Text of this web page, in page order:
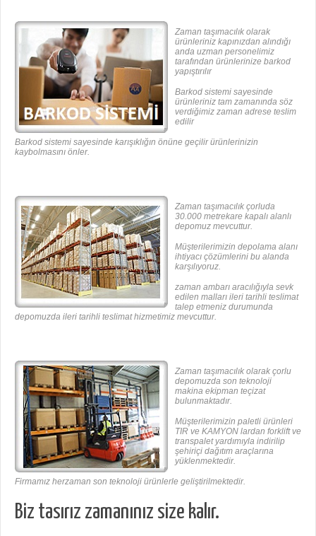
Zaman taşımacılık olarak
ürünleriniz kapınızdan alındığı
anda uzman personelimiz
tarafından ürünlerinize barkod
yapıştırılır
Barkod sistemi sayesinde
ürünleriniz tam zamanında söz
verdiğimiz zaman adrese teslim
edilir
Barkod sistemi sayesinde karışıklığın önüne geçilir ürünlerinizin
kaybolmasını önler.
Zaman taşımacılık çorluda
30.000 metrekare kapalı alanlı
depomuz mevcuttur.
Müşterilerimizin depolama alanı
ihtiyacı çözümlerini bu alanda
karşılıyoruz.
zaman ambarı aracılığıyla sevk
edilen malları ileri tarihli teslimat
talep etmeniz durumunda
depomuzda ileri tarihli teslimat hizmetimiz mevcuttur.
Zaman taşımacılık olarak çorlu
depomuzda son teknoloji
makina ekipman teçizat
bulunmaktadır.
Müşterilerimizin paletli ürünleri
TIR ve KAMYON lardan forklift ve
transpalet yardımıyla indirilip
şehiriçi dağıtım araçlarına
yüklenmektedir.
Firmamız herzaman son teknoloji ürünlerle geliştirilmektedir.
Biz tasırız zamanınız size kalır.